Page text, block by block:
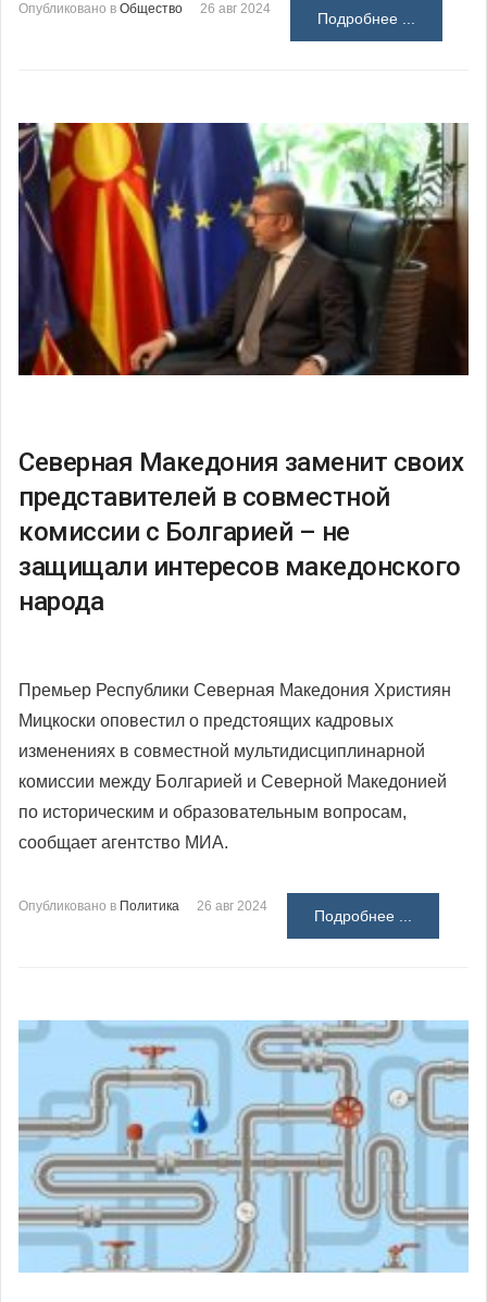
Опубликовано в Общество 26 авг 2024
Подробнее ...
Северная Македония заменит своих
представителей в совместной
комиссии с Болгарией – не
защищали интересов македонского
народа
Премьер Республики Северная Македония Християн
Мицкоски оповестил о предстоящих кадровых
изменениях в совместной мультидисциплинарной
комиссии между Болгарией и Северной Македонией
по историческим и образовательным вопросам,
сообщает агентство МИА.
Опубликовано в Политика 26 авг 2024
Подробнее ...